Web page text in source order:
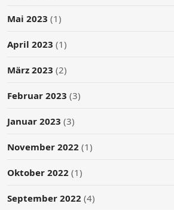
Mai 2023 (1)
April 2023 (1)
März 2023 (2)
Februar 2023 (3)
Januar 2023 (3)
November 2022 (1)
Oktober 2022 (1)
September 2022 (4)